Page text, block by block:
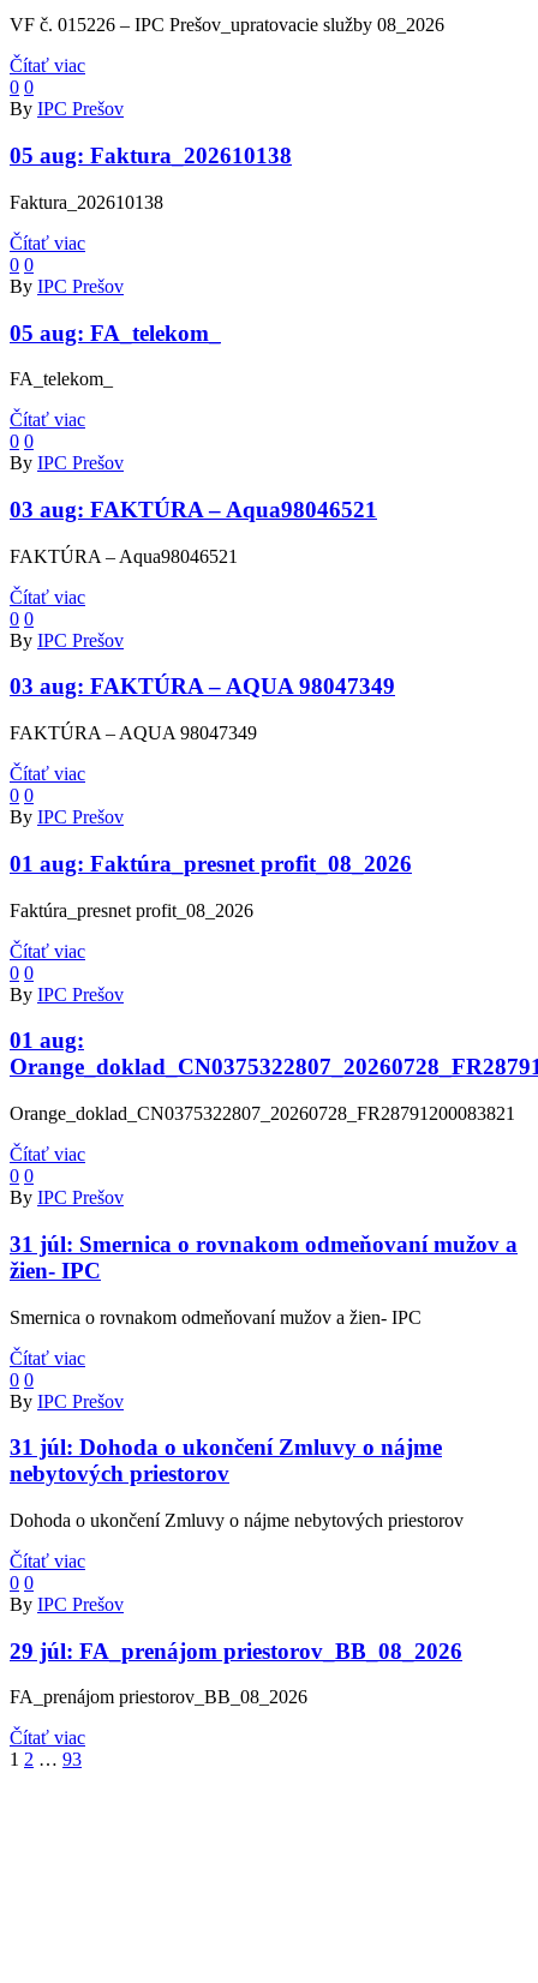
VF č. 015226 – IPC Prešov_upratovacie služby 08_2026
Čítať viac
0 0
By IPC Prešov
05 aug: Faktura_202610138
Faktura_202610138
Čítať viac
0 0
By IPC Prešov
05 aug: FA_telekom_
FA_telekom_
Čítať viac
0 0
By IPC Prešov
03 aug: FAKTÚRA – Aqua98046521
FAKTÚRA – Aqua98046521
Čítať viac
0 0
By IPC Prešov
03 aug: FAKTÚRA – AQUA 98047349
FAKTÚRA – AQUA 98047349
Čítať viac
0 0
By IPC Prešov
01 aug: Faktúra_presnet profit_08_2026
Faktúra_presnet profit_08_2026
Čítať viac
0 0
By IPC Prešov
01 aug:
Orange_doklad_CN0375322807_20260728_FR28791200083821
Čítať viac
0 0
By IPC Prešov
31 júl: Smernica o rovnakom odmeňovaní mužov a
žien- IPC
Smernica o rovnakom odmeňovaní mužov a žien- IPC
Čítať viac
0 0
By IPC Prešov
31 júl: Dohoda o ukončení Zmluvy o nájme
nebytových priestorov
Dohoda o ukončení Zmluvy o nájme nebytových priestorov
Čítať viac
0 0
By IPC Prešov
29 júl: FA_prenájom priestorov_BB_08_2026
FA_prenájom priestorov_BB_08_2026
Čítať viac
1 2 … 93Ďalej